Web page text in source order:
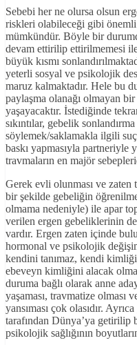
Sebebi her ne olursa olsun
riskleri olabileceği gibi önemli
mümkündür. Böyle bir
devam ettirilip ettirilmemesi
büyük kısmı
yeterli sosyal ve psikolojik
maruz kalmaktadır. Hele bu
paylaşma olanağı olmayan
yaşayacaktır. İstediğinde
sıkıntılar, gebelik
söylemek/saklamakla ilgili
baskı yapmasıyla
travmaların en majör
Gerek evli olunması ve zaten
bir şekilde gebeliğin
olmama nedeniyle) ile apar
verilen ergen gebeliklerinin
vardır. Ergen zaten içinde
hormonal ve psikolojik
kendini tanımaz, kendi
ebeveyn kimliğini alacak
duruma bağlı olarak anne
yaşaması, travmatize olması
yansıması çok olasıdır.
tarafından Dünya’ya getirilip
psikolojik sağlığının